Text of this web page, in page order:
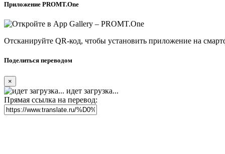
Приложение PROMT.One
Отсканируйте QR-код, чтобы установить приложение на
Поделиться переводом
×
идет загрузка...
Прямая ссылка на перевод: